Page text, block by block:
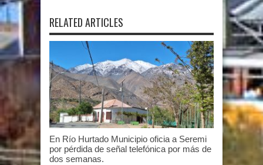
RELATED ARTICLES
En Río Hurtado Municipio oficia a Seremi
por pérdida de señal telefónica por más de
dos semanas.